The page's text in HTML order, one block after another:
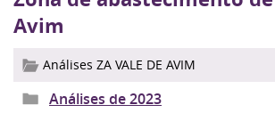
Avim
Análises ZA VALE DE AVIM
Análises de 2023